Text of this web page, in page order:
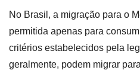
No Brasil, a migração para o
permitida apenas para
critérios estabelecidos pela
geralmente, podem migrar